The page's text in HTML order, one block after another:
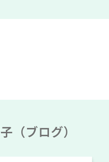
（ブログ）